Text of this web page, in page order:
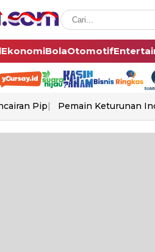
EkonomiBolaOtomotif
Pip Pemain Keturunan